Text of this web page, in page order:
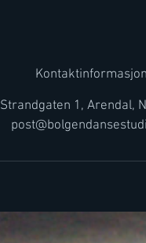
Kontaktinformasjon
Strandgaten 1, Arendal,